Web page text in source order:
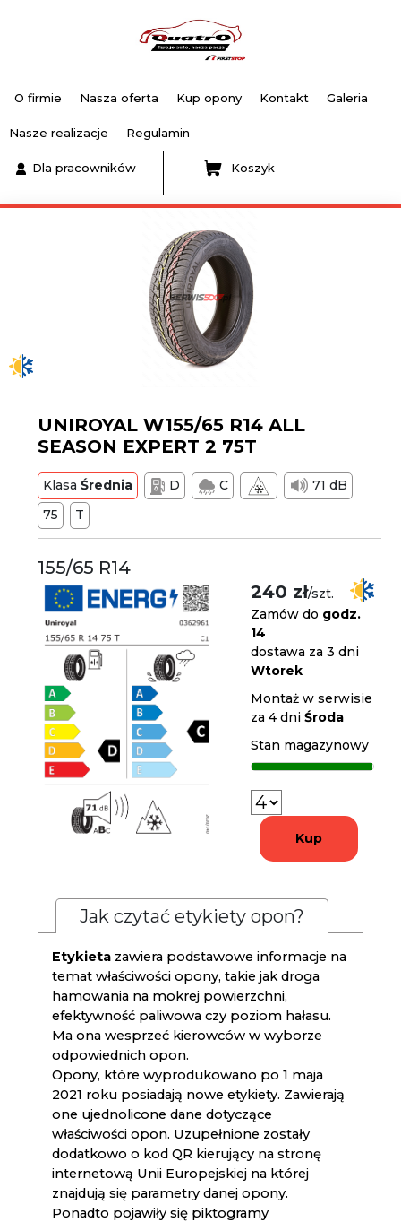
O firmie Nasza oferta Kup opony Kontakt Galeria
Nasze realizacje Regulamin
Dla pracowników Koszyk
UNIROYAL W155/65 R14 ALL
SEASON EXPERT 2 75T
KlasaŚrednia D C
71 dB
75
T
155/65 R14
240 zł/szt.
Zamów do godz.
14
dostawa za 3 dni
Wtorek
Montaż w serwisie
za 4 dniŚroda
Stan magazynowy
Kup
Jak czytać etykiety opon?
Etykieta zawiera podstawowe informacje na
temat właściwości opony, takie jak droga
hamowania na mokrej powierzchni,
efektywność paliwowa czy poziom hałasu.
Ma ona wesprzeć kierowców w wyborze
odpowiednich opon.
Opony, które wyprodukowano po 1 maja
2021 roku posiadają nowe etykiety. Zawierają
one ujednolicone dane dotyczące
właściwości opon. Uzupełnione zostały
dodatkowo o kod QR kierujący na stronę
internetową Unii Europejskiej na której
znajdują się parametry danej opony.
Ponadto pojawiły się piktogramy